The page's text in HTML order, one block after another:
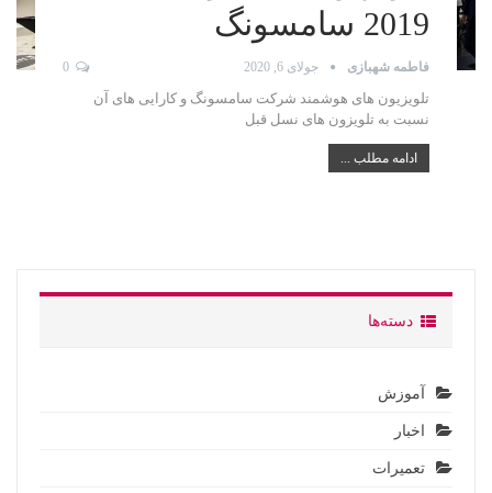
2019 سامسونگ
فاطمه شهبازی جولای 6, 2020 0
تلویزیون های هوشمند شرکت سامسونگ و کارایی های آن
نسبت به تلویزون های نسل قبل
ادامه مطلب ...
دسته‌ها
آموزش
اخبار
تعمیرات